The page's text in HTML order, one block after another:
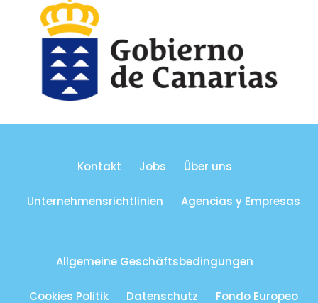
Kontakt Jobs Über uns
Unternehmensrichtlinien Agencias y Empresas
Allgemeine Geschäftsbedingungen
Cookies Politik Datenschutz Fondo Europeo